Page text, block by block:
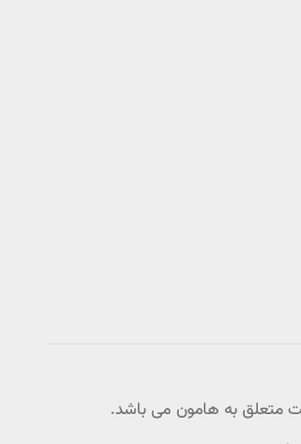
متعلق به هامون می باشد.